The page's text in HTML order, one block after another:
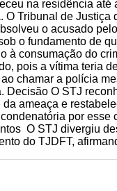
na residência até
O Tribunal de Justiça
o acusado
o fundamento de
à consumação do
pois a vítima teria
chamar a polícia
Decisão O STJ
ameaça e
por esse
O STJ divergiu
do TJDFT,